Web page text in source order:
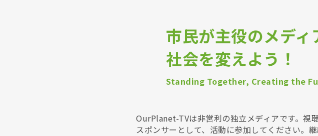
市民が主役のメディ
社会を変えよう！
Standing Together, Creating the
OurPlanet-TVは非営利の独立メディアです。視
スポンサーとして、活動に参加してください。